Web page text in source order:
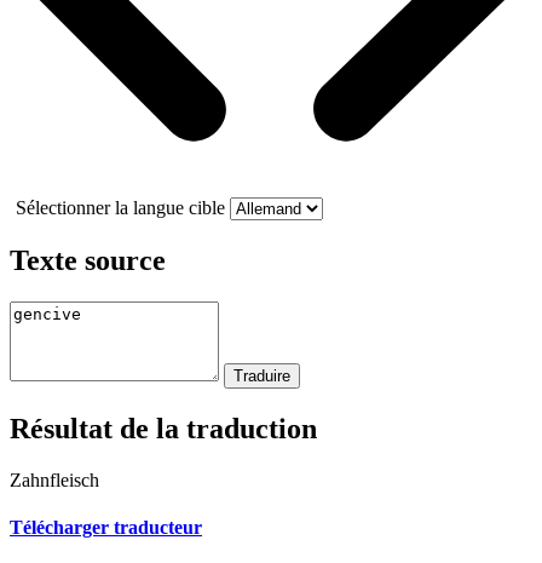
Sélectionner la langue cible
Texte source
Résultat de la traduction
Zahnfleisch
Télécharger traducteur